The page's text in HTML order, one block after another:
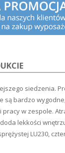
siedzenia.
są bardzo
w zespole.
lekkości
LU230,